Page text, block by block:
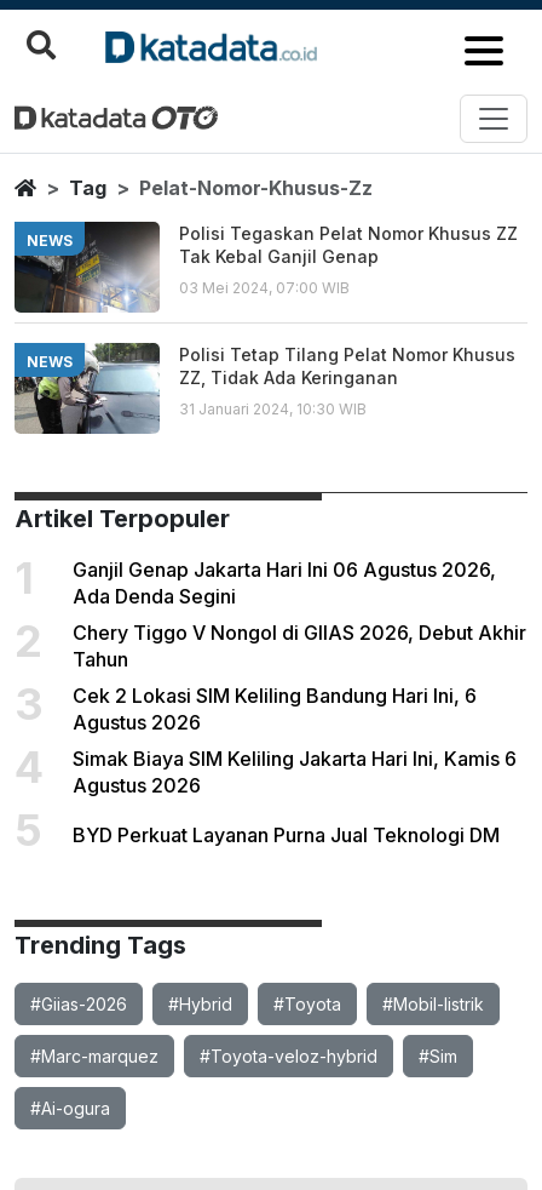
Pelat Nomor Khusus Zz
Berita Terbaru
HomeTag Pelat-Nomor-Khusus-Zz
NEWS
Polisi Tegaskan Pelat Nomor Khusus ZZ
Tak Kebal Ganjil Genap
03 Mei 2024, 07:00 WIB
NEWS
Polisi Tetap Tilang Pelat Nomor Khusus
ZZ, Tidak Ada Keringanan
31 Januari 2024, 10:30 WIB
Artikel Terpopuler
1
Ganjil Genap Jakarta Hari Ini 06 Agustus 2026,
Ada Denda Segini
2
Chery Tiggo V Nongol di GIIAS 2026, Debut Akhir
Tahun
3
Cek 2 Lokasi SIM Keliling Bandung Hari Ini, 6
Agustus 2026
4
Simak Biaya SIM Keliling Jakarta Hari Ini, Kamis 6
Agustus 2026
5 BYD Perkuat Layanan Purna Jual Teknologi DM
Trending Tags
#Giias-2026 #Hybrid #Toyota #Mobil-listrik
#Marc-marquez #Toyota-veloz-hybrid #Sim
#Ai-ogura